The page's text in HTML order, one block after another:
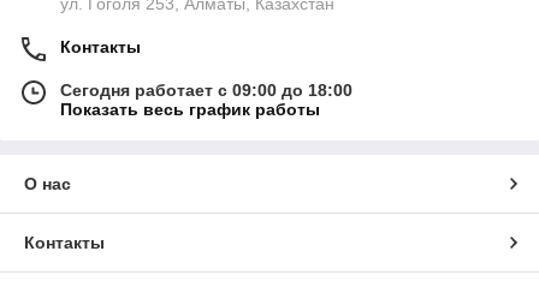
ул. Гоголя 253, Алматы, Казахстан
Контакты
Сегодня работает с 09:00 до 18:00
Показать весь график работы
О нас
Контакты